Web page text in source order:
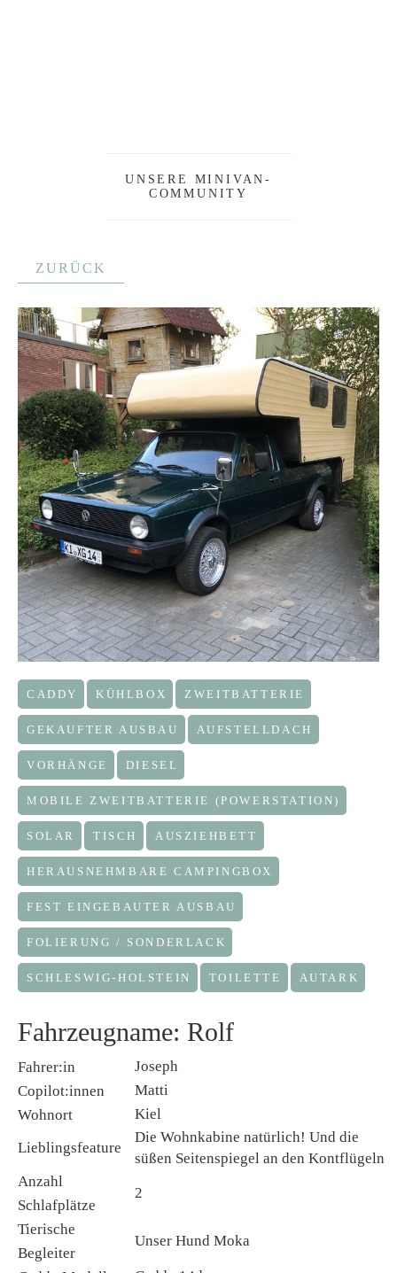
UNSERE MINIVAN-
COMMUNITY
ZURÜCK
CADDY KÜHLBOX ZWEITBATTERIE
GEKAUFTER AUSBAU AUFSTELLDACH
VORHÄNGE DIESEL
MOBILE ZWEITBATTERIE (POWERSTATION)
SOLAR TISCH AUSZIEHBETT
HERAUSNEHMBARE CAMPINGBOX
FEST EINGEBAUTER AUSBAU
FOLIERUNG / SONDERLACK
SCHLESWIG-HOLSTEIN TOILETTE AUTARK
Fahrzeugname: Rolf
Fahrer:in
Joseph
Copilot:innen
Matti
Wohnort
Kiel
Lieblingsfeature
Die Wohnkabine natürlich! Und die
süßen Seitenspiegel an den Kontflügeln
Anzahl
Schlafplätze
2
Tierische
Begleiter
Unser Hund Moka